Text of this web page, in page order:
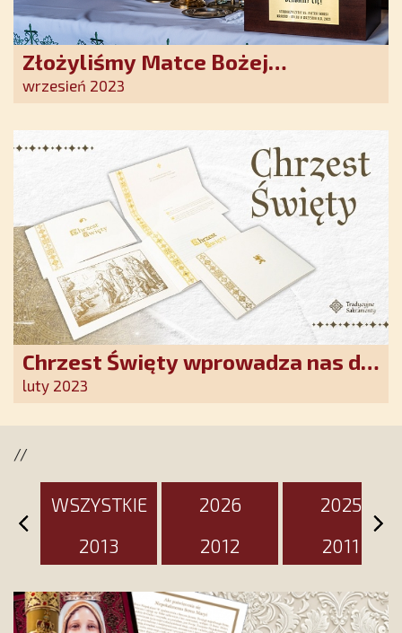
Złożyliśmy Matce Bożej
Ostrobramskiej pozłacane wotum
wrzesień 2023
Chrzest Święty wprowadza nas do
wspólnoty Kościoła. Nasz pakiet
luty 2023
//
WSZYSTKIE 2026
2025
2013
2012 2011